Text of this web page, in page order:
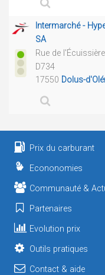
Intermarché -
SA
Rue de
D734
17550 Dolus-
Prix du carburant
Econonomies
Communauté &
Partenaires
Evolution prix
Outils pratiques
Contact & aide